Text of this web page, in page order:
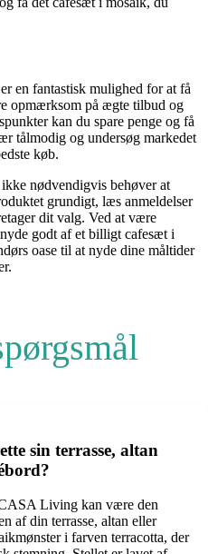
en fantastisk mulighed for at få
opmærksom på ægte tilbud og
kan du spare penge og få
tålmodig og undersøg markedet
køb.
nødvendigvis behøver at
grundigt, læs anmeldelser
dit valg. Ved at være
godt af et billigt cafesæt i
oase til at nyde dine måltider
sin terrasse, altan
Living kan være den
af din terrasse, altan eller
i farven terracotta, der